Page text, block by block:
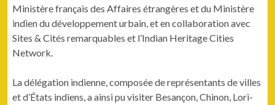
Min­istère français des Affaires étrangères et du Min­istère
indi­en du développe­ment urbain, et en col­lab­o­ra­tion avec
Sites & Cités remar­quables et l’Indian Her­itage Cities
Network.
La délé­ga­tion indi­enne, com­posée de représen­tants de villes
et d’États indi­ens, a ain­si pu vis­iter Besançon, Chi­non, Lori­